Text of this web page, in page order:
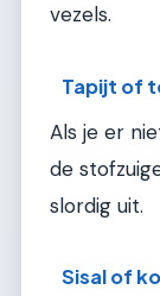
vezels.
Tapijt of
Als je er
de
slordig uit.
Sisal of